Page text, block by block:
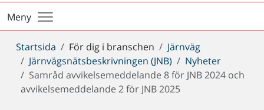
Meny
Du
är
här:
Startsida För dig i branschen
Järnväg
Järnvägsnätsbeskrivningen (JNB)
Nyheter
Samråd avvikelsemeddelande 8 för JNB 2024 och
avvikelsemeddelande 2 för JNB 2025